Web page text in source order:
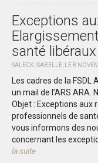
Exceptions
santé libéraux
SALECK.ISABELLE, LE 8
Les cadres de la
un mail de l’ARS ARA.
Objet : Exceptions aux
professionnels de
vous informons des
concernant les
la suite